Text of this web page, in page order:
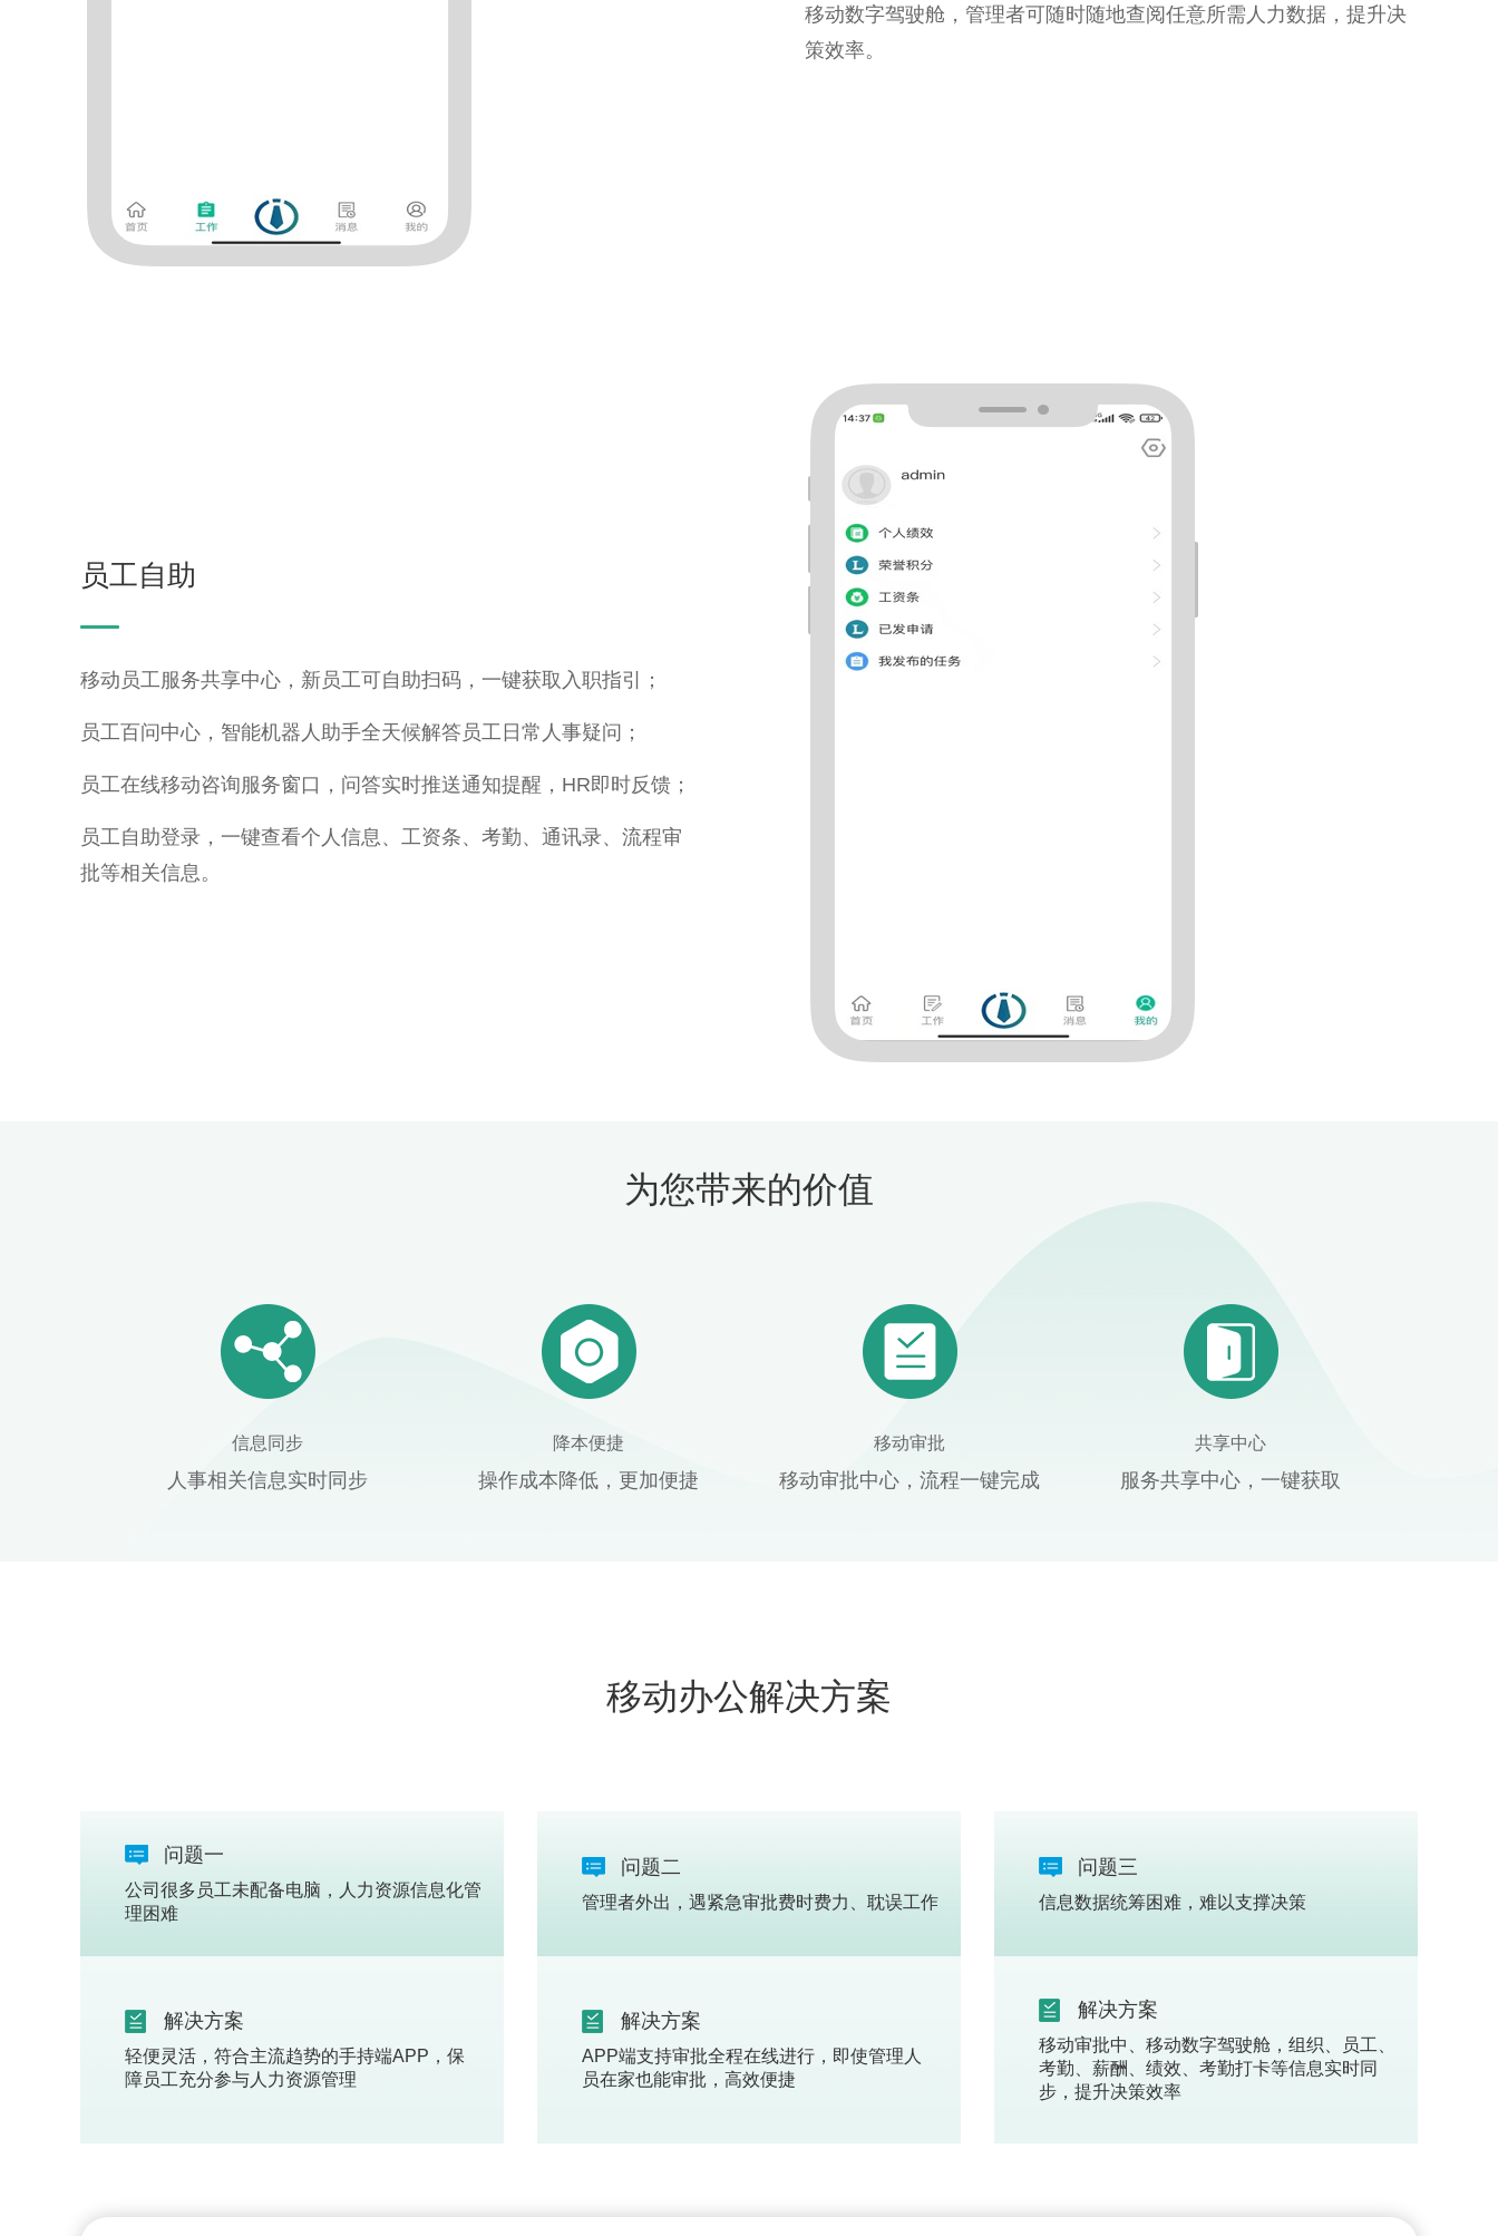
移动数字驾驶舱，管理者可随时随地查阅任意所需人力数据，提升决
策效率。
员工自助
移动员工服务共享中心，新员工可自助扫码，一键获取入职指引；
员工百问中心，智能机器人助手全天候解答员工日常人事疑问；
员工在线移动咨询服务窗口，问答实时推送通知提醒，HR即时反馈；
员工自助登录，一键查看个人信息、工资条、考勤、通讯录、流程审
批等相关信息。
为您带来的价值
信息同步
人事相关信息实时同步
降本便捷
操作成本降低，更加便捷
移动审批
移动审批中心，流程一键完成
共享中心
服务共享中心，一键获取
移动办公解决方案
问题一
公司很多员工未配备电脑，人力资源信息化管
理困难
问题二
管理者外出，遇紧急审批费时费力、耽误工作
问题三
信息数据统筹困难，难以支撑决策
解决方案
轻便灵活，符合主流趋势的手持端APP，保
障员工充分参与人力资源管理
解决方案
APP端支持审批全程在线进行，即使管理人
员在家也能审批，高效便捷
解决方案
移动审批中、移动数字驾驶舱，组织、员工、
考勤、薪酬、绩效、考勤打卡等信息实时同
步，提升决策效率